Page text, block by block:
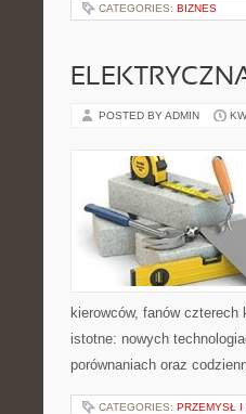
CATEGORIES: BIZNES
POSTED BY ADMIN
kierowców, fanów czterech
istotne: nowych
porównaniach oraz
CATEGORIES: PRZEMYSŁ I